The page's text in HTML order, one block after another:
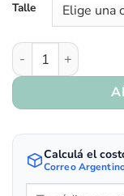
Talle
Art. 240/34 - Fucsia
Calculá el
Correo